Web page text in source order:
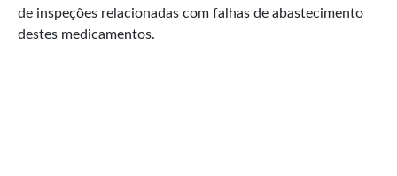
de inspeções relacionadas com falhas de abastecimento
destes medicamentos.